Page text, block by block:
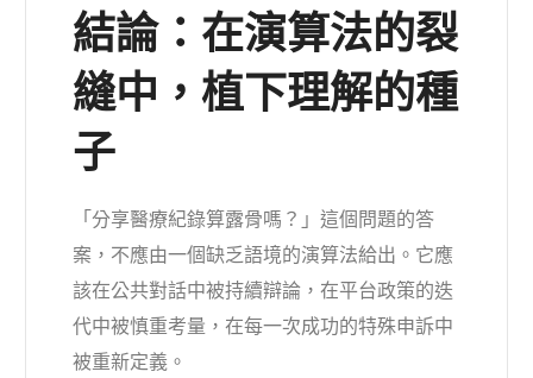
結論：在演算法的裂
縫中，植下理解的種
子
「分享醫療紀錄算露骨嗎？」這個問題的答
案，不應由一個缺乏語境的演算法給出。它應
該在公共對話中被持續辯論，在平台政策的迭
代中被慎重考量，在每一次成功的特殊申訴中
被重新定義。